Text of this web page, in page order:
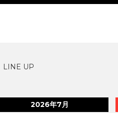
LINE UP
2026年7月